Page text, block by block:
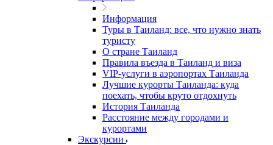
Информация
Туры в Таиланд: все, что нужно знать
туристу
О стране Таиланд
Правила въезда в Таиланд и виза
VIP-услуги в аэропортах Таиланда
Лучшие курорты Таиланда: куда
поехать, чтобы круто отдохнуть
История Таиланда
Расстояние между городами и
курортами
Экскурсии